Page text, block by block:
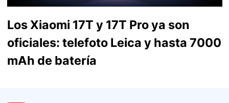
Los Xiaomi 17T y 17T Pro ya son
oficiales: telefoto Leica y hasta 7000
mAh de batería